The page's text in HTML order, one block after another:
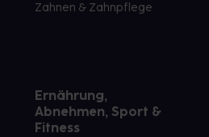
Zahnen & Zahnpflege
Ernährung,
Abnehmen, Sport &
Fitness